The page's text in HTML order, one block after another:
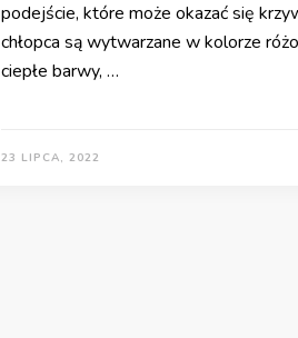
podejście, które może okazać się
chłopca są wytwarzane w kolorze
ciepłe barwy, …
23 LIPCA, 2022